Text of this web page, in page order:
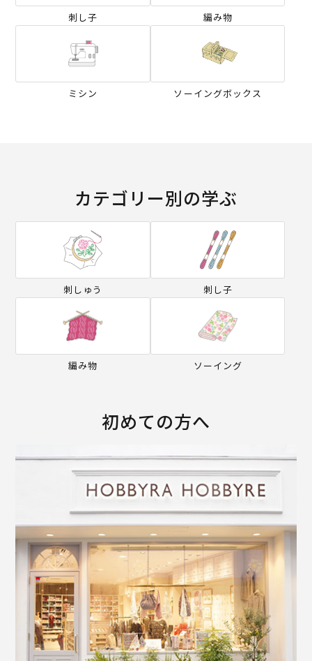
刺し子 編み物
ミシン ソーイングボックス
カテゴリー別の学ぶ
刺しゅう 刺し子
編み物 ソーイング
初めての方へ